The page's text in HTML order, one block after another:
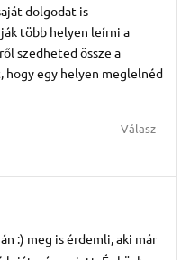
dolgodat is
több helyen leírni a
szedheted össze a
hogy egy helyen meglelnéd
Válasz
:) meg is érdemli, aki már